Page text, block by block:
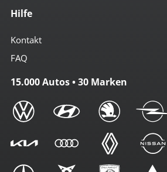
Hilfe
Kontakt
FAQ
15.000 Autos • 30 Marken